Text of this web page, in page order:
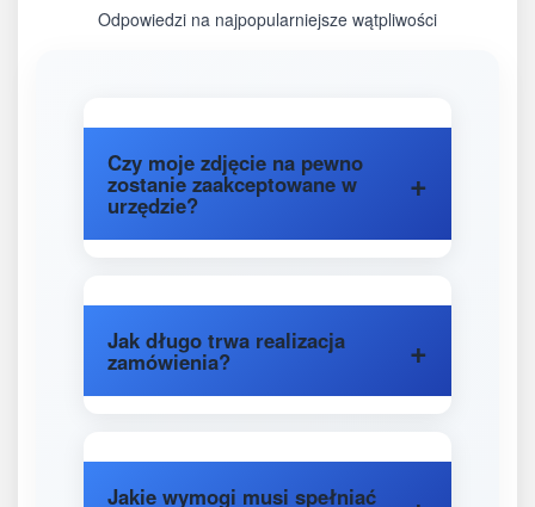
Odpowiedzi na najpopularniejsze wątpliwości
Czy moje zdjęcie na pewno
zostanie zaakceptowane w
urzędzie?
Jak długo trwa realizacja
zamówienia?
Jakie wymogi musi spełniać